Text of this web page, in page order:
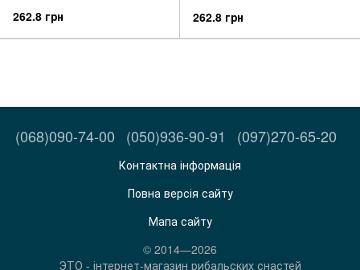
262.8 грн 262.8 грн
(068)090-74-00 (050)936-90-91 (097)270-65-20
Контактна інформація
Повна версія сайту
Мапа сайту
© 2014—2026
ЭТО - інтернет-магазин рибальских снастей